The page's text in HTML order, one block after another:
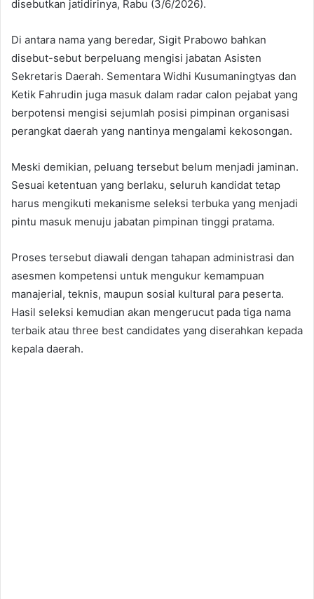
disebutkan jatidirinya, Rabu (3/6/2026).
Di antara nama yang beredar, Sigit Prabowo bahkan
disebut-sebut berpeluang mengisi jabatan Asisten
Sekretaris Daerah. Sementara Widhi Kusumaningtyas dan
Ketik Fahrudin juga masuk dalam radar calon pejabat yang
berpotensi mengisi sejumlah posisi pimpinan organisasi
perangkat daerah yang nantinya mengalami kekosongan.
Meski demikian, peluang tersebut belum menjadi jaminan.
Sesuai ketentuan yang berlaku, seluruh kandidat tetap
harus mengikuti mekanisme seleksi terbuka yang menjadi
pintu masuk menuju jabatan pimpinan tinggi pratama.
Proses tersebut diawali dengan tahapan administrasi dan
asesmen kompetensi untuk mengukur kemampuan
manajerial, teknis, maupun sosial kultural para peserta.
Hasil seleksi kemudian akan mengerucut pada tiga nama
terbaik atau three best candidates yang diserahkan kepada
kepala daerah.